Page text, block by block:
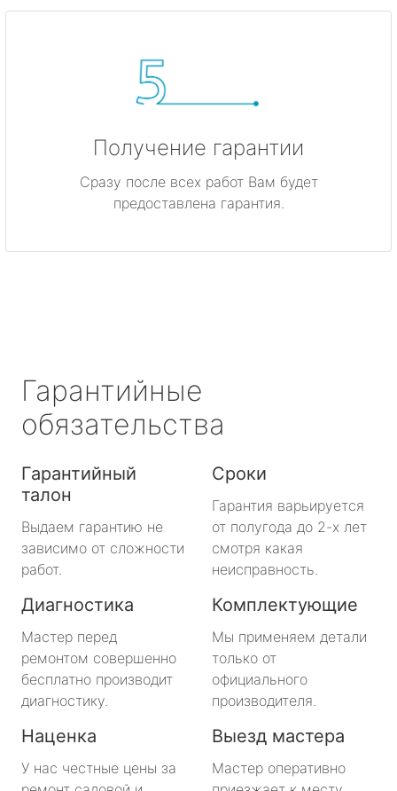
Получение гарантии
Сразу после всех работ Вам будет
предоставлена гарантия.
Гарантийные
обязательства
Гарантийный
талон
Выдаем гарантию не
зависимо от сложности
работ.
Сроки
Гарантия варьируется
от полугода до 2-х лет
смотря какая
неисправность.
Диагностика
Мастер перед
ремонтом совершенно
бесплатно производит
диагностику.
Комплектующие
Мы применяем детали
только от
официального
производителя.
Наценка
У нас честные цены за
Выезд мастера
Мастер оперативно